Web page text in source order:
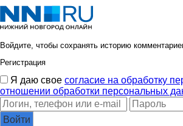
Войдите, чтобы сохранять историю
Регистрация
Я даю свое согласие на обработку
отношении обработки персональных
Войти